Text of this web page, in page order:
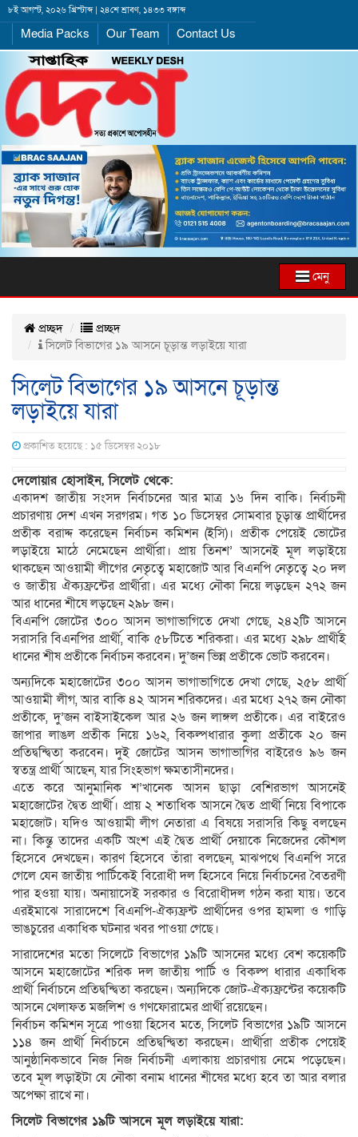
৮ই আগস্ট, ২০২৬ খ্রিস্টাব্দ | ২৪শে শ্রাবণ, ১৪৩৩ বঙ্গাব্দ
Media Packs Our Team Contact Us
মেনু
প্রচ্ছদ
প্রচ্ছদ
সিলেট বিভাগের ১৯ আসনে চূড়ান্ত লড়াইয়ে যারা
সিলেট বিভাগের ১৯ আসনে চূড়ান্ত
লড়াইয়ে যারা
প্রকাশিত হয়েছে : ১৫ ডিসেম্বর ২০১৮
দেলোয়ার হোসাইন, সিলেট থেকে:
একাদশ জাতীয় সংসদ নির্বাচনের আর মাত্র ১৬ দিন বাকি। নির্বাচনী
প্রচারণায় দেশ এখন সরগরম। গত ১০ ডিসেম্বর সোমবার চূড়ান্ত প্রার্থীদের
প্রতীক বরাদ্দ করেছেন নির্বাচন কমিশন (ইসি)। প্রতীক পেয়েই ভোটের
লড়াইয়ে মাঠে নেমেছেন প্রার্থীরা। প্রায় তিনশ’ আসনেই মূল লড়াইয়ে
থাকছেন আওয়ামী লীগের নেতৃত্বে মহাজোট আর বিএনপি নেতৃত্বে ২০ দল
ও জাতীয় ঐক্যফ্রন্টের প্রার্থীরা। এর মধ্যে নৌকা নিয়ে লড়ছেন ২৭২ জন
আর ধানের শীষে লড়ছেন ২৯৮ জন।
বিএনপি জোটের ৩০০ আসন ভাগাভাগিতে দেখা গেছে, ২৪২টি আসনে
সরাসরি বিএনপির প্রার্থী, বাকি ৫৮টিতে শরিকরা। এর মধ্যে ২৯৮ প্রার্থীই
ধানের শীষ প্রতীকে নির্বাচন করবেন। দু’জন ভিন্ন প্রতীকে ভোট করবেন।
অন্যদিকে মহাজোটের ৩০০ আসন ভাগাভাগিতে দেখা গেছে, ২৫৮ প্রার্থী
আওয়ামী লীগ, আর বাকি ৪২ আসন শরিকদের। এর মধ্যে ২৭২ জন নৌকা
প্রতীকে, দু’জন বাইসাইকেল আর ২৬ জন লাঙ্গল প্রতীকে। এর বাইরেও
জাপার লাঙল প্রতীক নিয়ে ১৬২, বিকল্পধারার কুলা প্রতীকে ২০ জন
প্রতিদ্বন্দ্বিতা করবেন। দুই জোটের আসন ভাগাভাগির বাইরেও ৯৬ জন
স্বতন্ত্র প্রার্থী আছেন, যার সিংহভাগ ক্ষমতাসীনদের।
এতে করে আনুমানিক শ’খানেক আসন ছাড়া বেশিরভাগ আসনেই
মহাজোটের দ্বৈত প্রার্থী। প্রায় ২ শতাধিক আসনে দ্বৈত প্রার্থী নিয়ে বিপাকে
মহাজোট। যদিও আওয়ামী লীগ নেতারা এ বিষয়ে সরাসরি কিছু বলছেন
না। কিন্তু তাদের একটি অংশ এই দ্বৈত প্রার্থী দেয়াকে নিজেদের কৌশল
হিসেবে দেখছেন। কারণ হিসেবে তাঁরা বলছেন, মাঝপথে বিএনপি সরে
গেলে যেন জাতীয় পার্টিকেই বিরোধী দল হিসেবে নিয়ে নির্বাচনের বৈতরণী
পার হওয়া যায়। অনায়াসেই সরকার ও বিরোধীদল গঠন করা যায়। তবে
এরইমাঝে সারাদেশে বিএনপি-ঐক্যফ্রন্ট প্রার্থীদের ওপর হামলা ও গাড়ি
ভাঙচুরের একাধিক ঘটনার খবর পাওয়া গেছে।
সারাদেশের মতো সিলেটে বিভাগের ১৯টি আসনের মধ্যে বেশ কয়েকটি
আসনে মহাজোটের শরিক দল জাতীয় পার্টি ও বিকল্প ধারার একাধিক
প্রার্থী নির্বাচনে প্রতিদ্বন্দ্বিতা করছেন। অন্যদিকে জোট-ঐক্যফ্রন্টের কয়েকটি
আসনে খেলাফত মজলিশ ও গণফোরামের প্রার্থী রয়েছেন।
নির্বাচন কমিশন সূত্রে পাওয়া হিসেব মতে, সিলেট বিভাগের ১৯টি আসনে
১১৪ জন প্রার্থী নির্বাচনে প্রতিদ্বন্দ্বিতা করছেন। প্রার্থীরা প্রতীক পেয়েই
আনুষ্ঠানিকভাবে নিজ নিজ নির্বাচনী এলাকায় প্রচারণায় নেমে পড়েছেন।
তবে মূল লড়াইটা যে নৌকা বনাম ধানের শীষের মধ্যে হবে তা আর বলার
অপেক্ষা রাখে না।
সিলেট বিভাগের ১৯টি আসনে মূল লড়াইয়ে যারা: